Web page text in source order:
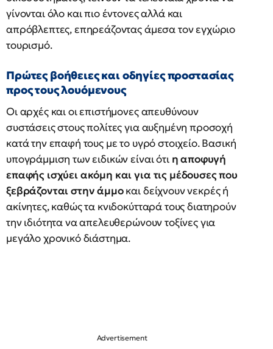
γίνονται όλο και πιο έντονες αλλά και
απρόβλεπτες, επηρεάζοντας άμεσα τον εγχώριο
τουρισμό.
Πρώτες βοήθειες και οδηγίες προστασίας
προς τους λουόμενους
Οι αρχές και οι επιστήμονες απευθύνουν
συστάσεις στους πολίτες για αυξημένη προσοχή
κατά την επαφή τους με το υγρό στοιχείο. Βασική
υπογράμμιση των ειδικών είναι ότι η αποφυγή
επαφής ισχύει ακόμη και για τις μέδουσες που
ξεβράζονται στην άμμοκαι δείχνουν νεκρές ή
ακίνητες, καθώς τα κνιδοκύτταρά τους διατηρούν
την ιδιότητα να απελευθερώνουν τοξίνες για
μεγάλο χρονικό διάστημα.